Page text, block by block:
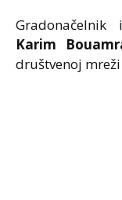
Karim
društvenoj mreži